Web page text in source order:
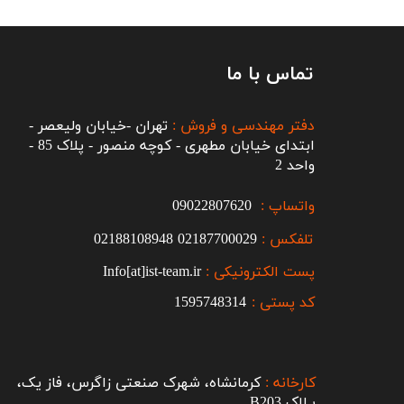
تماس با ما
تلفکس : 02187700029
02188108948
پست الکترونیکی :Info[at]ist-team.ir
واتساپ :
دفتر مهندسی و فروش : تهران -خیابان ولیعصر -
ابتدای خیابان مطهری - کوچه منصور - پلاک 85 -
واحد 2
کارخانه : کرمانشاه، شهرک صنعتی زاگرس، فاز یک،
کد پستی : 1595748314